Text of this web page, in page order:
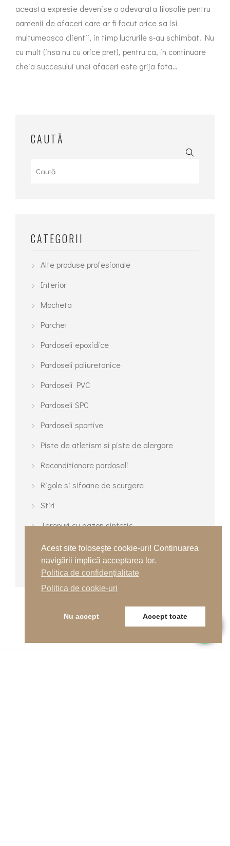
aceasta expresie devenise o adevarata filosofie pentru
oamenii de afaceri care ar fi facut orice sa isi
multumeasca clientii, in timp lucrurile s-au schimbat. Nu
cu mult (insa nu cu orice pret), pentru ca, in continuare
cheia succesului unei afaceri este grija fata…
CAUTĂ
CATEGORII
Alte produse profesionale
Interior
Mocheta
Parchet
Pardoseli epoxidice
Pardoseli poliuretanice
Pardoseli PVC
Pardoseli SPC
Pardoseli sportive
Piste de atletism si piste de alergare
Reconditionare pardoseli
Rigole si sifoane de scurgere
Stiri
Terenuri cu gazon sintetic
Terenuri de tenis
Terenuri turnate multisport
Acest site foloseşte cookie-uri! Continuarea
navigării implică acceptarea lor.
Politica de confidențialitate
Politica de cookie-uri
Nu accept Accept toate